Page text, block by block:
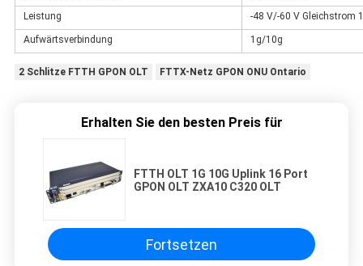
Leistung -48 V/-60 V Gleichstrom
Aufwärtsverbindung 1g/10g
2 Schlitze FTTH GPON OLT FTTX-Netz GPON ONU Ontario
Erhalten Sie den besten Preis für
FTTH OLT 1G 10G Uplink 16 Port
GPON OLT ZXA10 C320 OLT
Fortsetzen